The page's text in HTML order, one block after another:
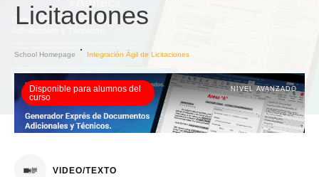
Licitaciones
School Homepage Integración Ágil de Licitaciones
Disponible para alumnos del
curso
NIVEL AVANZADO
VIDEO/TEXTO